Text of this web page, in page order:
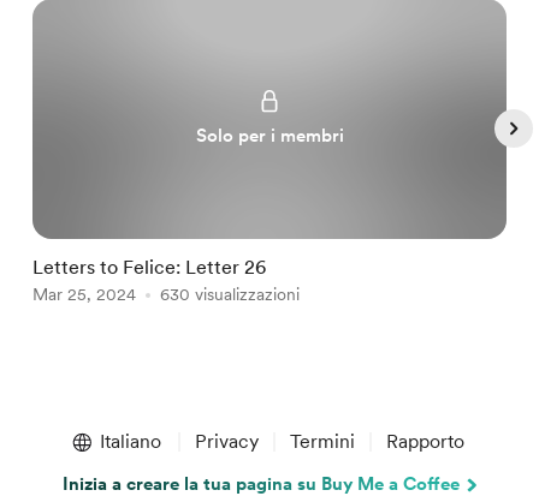
Solo per i membri
Letters to Felice: Letter 26
Mar 25, 2024 630 visualizzazioni
Italiano Privacy Termini Rapporto
Inizia a creare la tua pagina su Buy Me a Coffee